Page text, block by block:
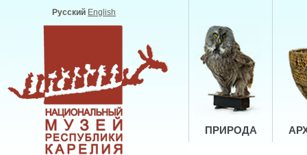
Русский English
ПРИРОДА